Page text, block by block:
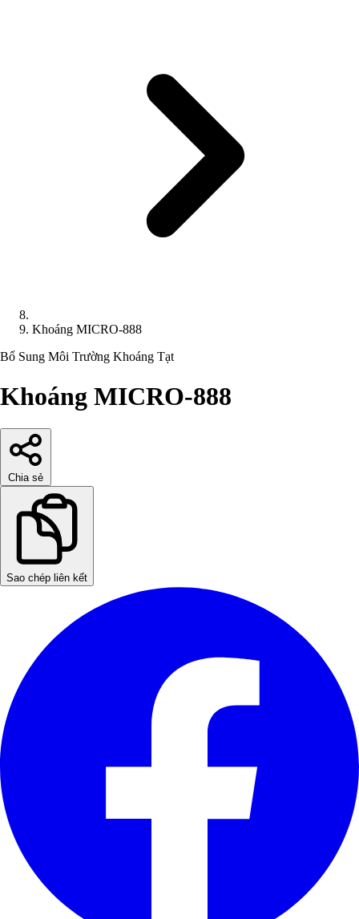
Khoáng MICRO-888
Bổ Sung Môi Trường Khoáng Tạt
Khoáng MICRO-888
Chia sẻ
Sao chép liên kết